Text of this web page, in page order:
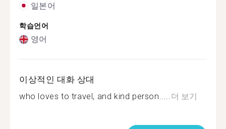
일본어
학습언어
영어
이상적인 대화 상대
who loves to travel, and kind person.....더 보기